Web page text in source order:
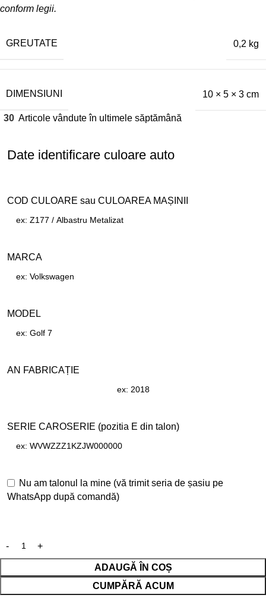
conform legii.
GREUTATE 0,2 kg
DIMENSIUNI 10 × 5 × 3 cm
30 Articole vândute în ultimele săptămână
Date identificare culoare auto
COD CULOARE sau CULOAREA MAȘINII
MARCA
MODEL
AN FABRICAȚIE
SERIE CAROSERIE (pozitia E din talon)
Nu am talonul la mine (vă trimit seria de șasiu pe
WhatsApp după comandă)
ADAUGĂ ÎN COȘ
CUMPĂRĂ ACUM